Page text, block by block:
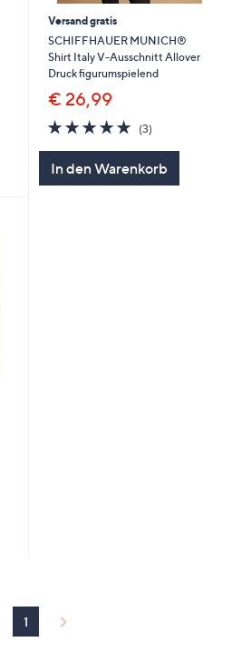
Versand gratis
SCHIFFHAUER MUNICH®
Shirt Italy V-Ausschnitt Allover
Druck figurumspielend
€ 26,99
5.0
von
(3)3
In den Warenkorb
1